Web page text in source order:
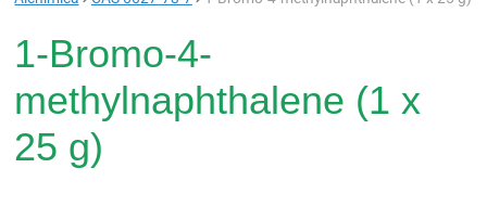
1-Bromo-4-
methylnaphthalene (1 x
25 g)